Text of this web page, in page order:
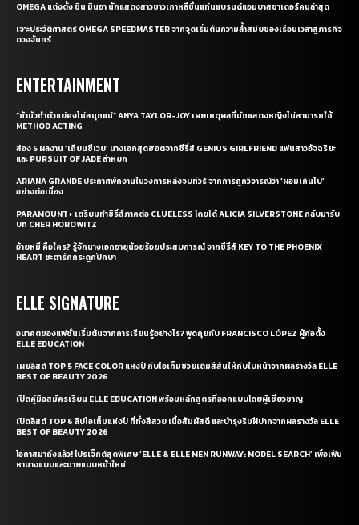
OMEGA แต่งตั้ง ชิน มินอา นักแสดงสาวชาวเกาหลีขึ้นแท่นแบรนด์แอมบาสซาเดอร์คนล่าสุด
เจาะประวัติศาสตร์ OMEGA SPEEDMASTER จากจุดเริ่มต้นความล้ำสมัยของเรือนเวลาสู่ภารกิจ
ดวงจันทร์
ENTERTAINMENT
“ถ้ามัวทำตัวแย่คงไม่สนุกแน่” ANYA TAYLOR-JOY เผยเหตุผลที่นักแสดงหญิงไม่สามารถใช้
METHOD ACTING
ส่อง 5 ผลงาน ‘เถียนซีเวย’ นางเอกสุดฮอตจากซีรี่ส์ GENIUS GIRLFRIEND แฟนสาวอัจฉริยะ
และ PURSUIT OF JADE ล่าหยก
ARIANA GRANDE ประกาศพักงานในวงการหลังจบทัวร์ จากการถูกวิจารณ์ว่า ‘ผอมเกินไป’
อย่างต่อเนื่อง
PARAMOUNT+ เตรียมทำซีรี่ส์ภาคต่อ CLUELESS โดยได้ ALICIA SILVERSTONE กลับมารับ
บท CHER HOROWITZ
อ้ายหมี่ คือใคร? รู้จักนางเอกอายุน้อยร้อยประสบการณ์ จากซีรี่ส์ KEY TO THE PHOENIX
HEART ชะตารักกระดูกปักษา
ELLE SIGNATURE
อนาคตของแฟชั่นเริ่มต้นจากการเรียนรู้อย่างไร? พูดคุยกับ FRANCISCO LÓPEZ ผู้ก่อตั้ง
ELLE EDUCATION
เผยลิสต์ TOP 5 FACE COLOR แห่งปี กับไอเท็มช่วยเติมสีสันให้กับใบหน้าจากผลรางวัล ELLE
BEST OF BEAUTY 2026
เปิดคู่มือสมัครเรียน ELLE EDUCATION พร้อมหลักสูตรที่ออกแบบโดยผู้เชี่ยวชาญ
เปิดลิสต์ TOP 6 ลิปไอเท็มแห่งปี ที่ทั้งสีสวย เนื้อสัมผัสดี และบำรุงริมฝีปากจากผลรางวัล ELLE
BEST OF BEAUTY 2026
โอกาสมาถึงแล้ว! โปรเจ็กต์สุดพิเศษ ‘ELLE & ELLE MEN RUNWAY: MODEL SEARCH’ เพื่อเฟ้น
หานางแบบและนายแบบหน้าใหม่